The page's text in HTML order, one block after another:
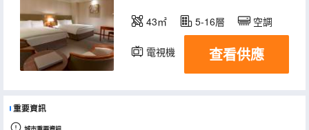
43㎡ 5-16層 空調
電視機 冰箱
查看供應
重要資訊